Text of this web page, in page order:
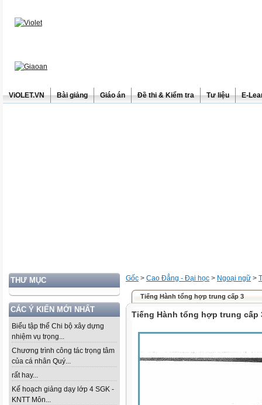
ViOLET.VN Bài giảng Giáo án Đề thi & Kiểm tra Tư liệu E-
THƯ MỤC
CÁC Ý KIẾN MỚI NHẤT
Biểu tập thể Chi bộ xây dựng
nhiệm vụ trọng...
Chương trình công tác trọng tâm
của cá nhân Quý...
rất hay...
Kế hoạch giảng dạy lớp 4 SGK -
KNTT Môn...
Gốc > Cao Đẳng - Đại học > Ngoại ngữ >
Tiếng Hành tổng hợp trung cấp 3
Tiếng Hành tổng hợp trung cấp